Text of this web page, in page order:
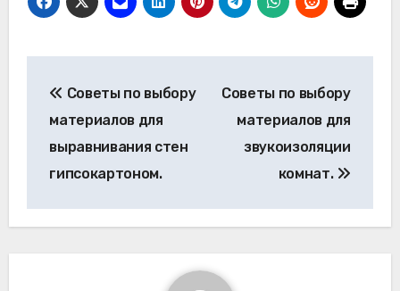
по
записям
Советы по выбору
материалов для
выравнивания стен
гипсокартоном.
Советы по выбору
материалов для
звукоизоляции
комнат.